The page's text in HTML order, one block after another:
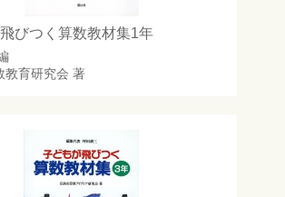
びつく算数教材集1年
教育研究会 著